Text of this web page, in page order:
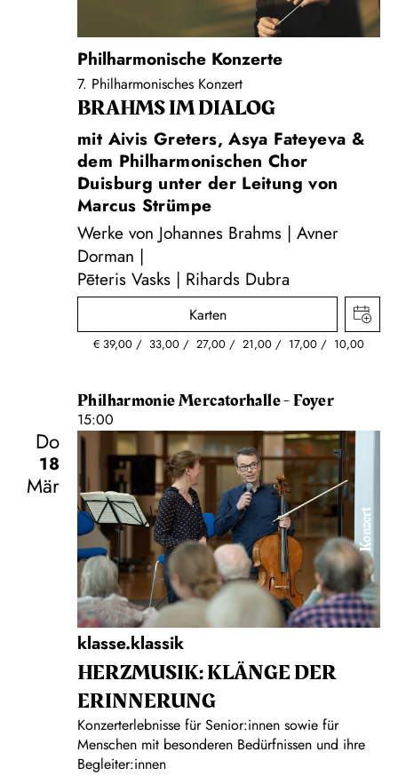
Philharmonische Konzerte
7. Philharmonisches Konzert
BRAHMS IM DIALOG
mit Aivis Greters, Asya Fateyeva &
dem Philharmonischen Chor
Duisburg unter der Leitung von
Marcus Strümpe
Werke von Johannes Brahms | Avner
Dorman |
Pēteris Vasks | Rihards Dubra
Karten
€ 39,00 33,00 27,00 21,00 17,00 10,00
Philharmonie Mercatorhalle - Foyer
15:00
Do
18
Mär
Konzert
klasse.klassik
HERZMUSIK: KLÄNGE DER
ERINNERUNG
Konzerterlebnisse für Senior:innen sowie für
Menschen mit besonderen Bedürfnissen und ihre
Begleiter:innen